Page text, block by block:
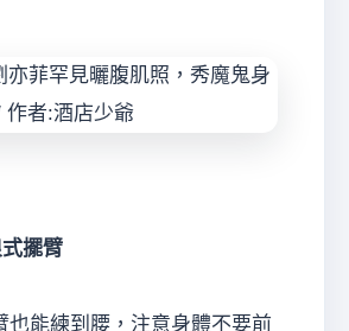
擺臂
也能練到腰，注意身體不要前